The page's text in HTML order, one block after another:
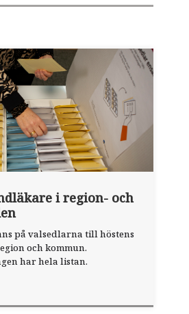
i region- och
på valsedlarna till höstens
och kommun.
har hela listan.